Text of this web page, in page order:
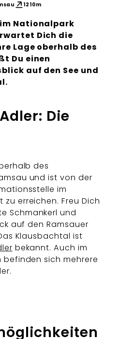
1210m
Nationalpark
Dich die
Lage oberhalb des
Du einen
auf den See und
Die
des
und ist von der
im
erreichen. Freu Dich
Schmankerl und
auf den Ramsauer
Klausbachtal ist
bekannt. Auch im
befinden sich mehrere